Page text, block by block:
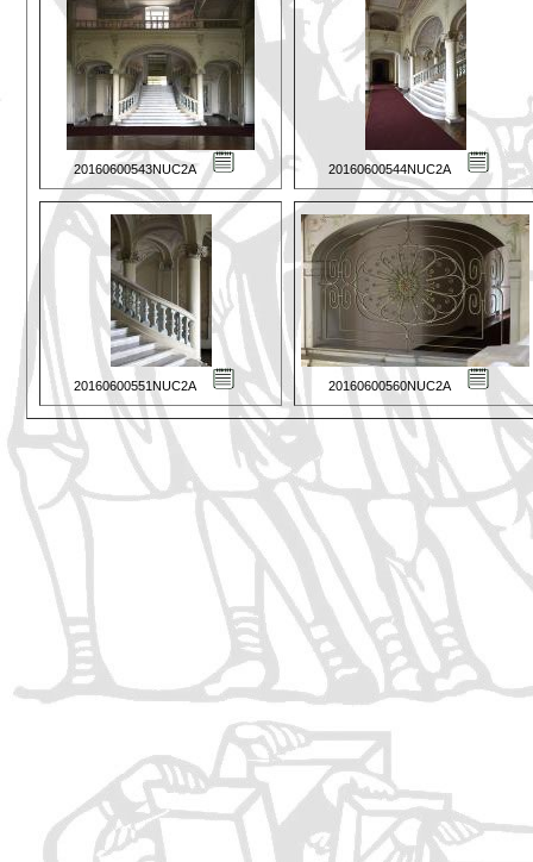
20160600543NUC2A 20160600544NUC2A
20160600551NUC2A 20160600560NUC2A